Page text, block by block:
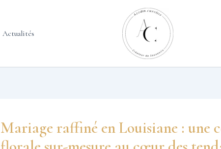
Actualités
Mariage raffiné en Louisiane : une